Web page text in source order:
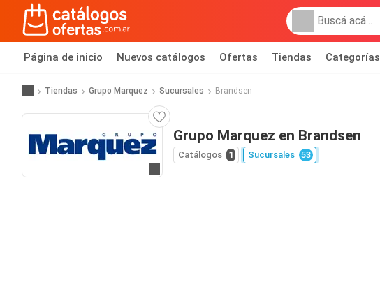
Página de inicio Nuevos catálogos Ofertas Tiendas Categorías
Tiendas Grupo Marquez Sucursales Brandsen
Grupo Marquez en Brandsen
Catálogos 1 Sucursales 53